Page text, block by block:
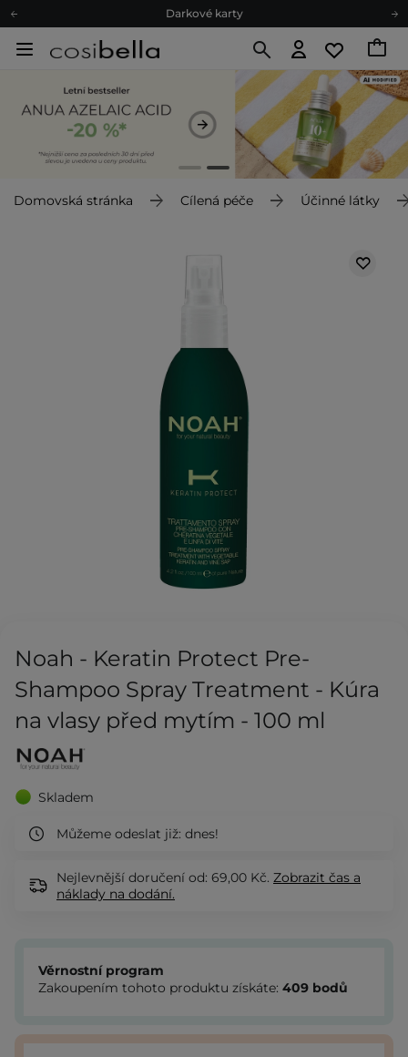
Darkové karty
Odeslání do 24 hod.
Darkové karty
Ekologické balení
Domovská stránka Cílená péče Účinné látky
Noah - Keratin Protect Pre-
Shampoo Spray Treatment - Kúra
na vlasy před mytím - 100 ml
Skladem
Můžeme odeslat již: dnes!
Nejlevnější doručení od: 69,00 Kč. Zobrazit čas a
náklady na dodání.
Věrnostní program
Zakoupením tohoto produktu získáte: 409 bodů